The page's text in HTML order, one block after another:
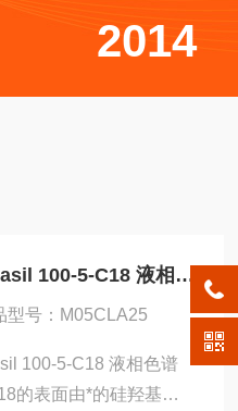
、Kromasil、Restek、艾杰
罗门、TSK等品牌的色谱
作者提供一站式采购服
2014
Kromasil 100-5-C18 液相色谱柱
型号：M05CLA25
100-5-C18 液相色谱
的表面由*的硅羟基基